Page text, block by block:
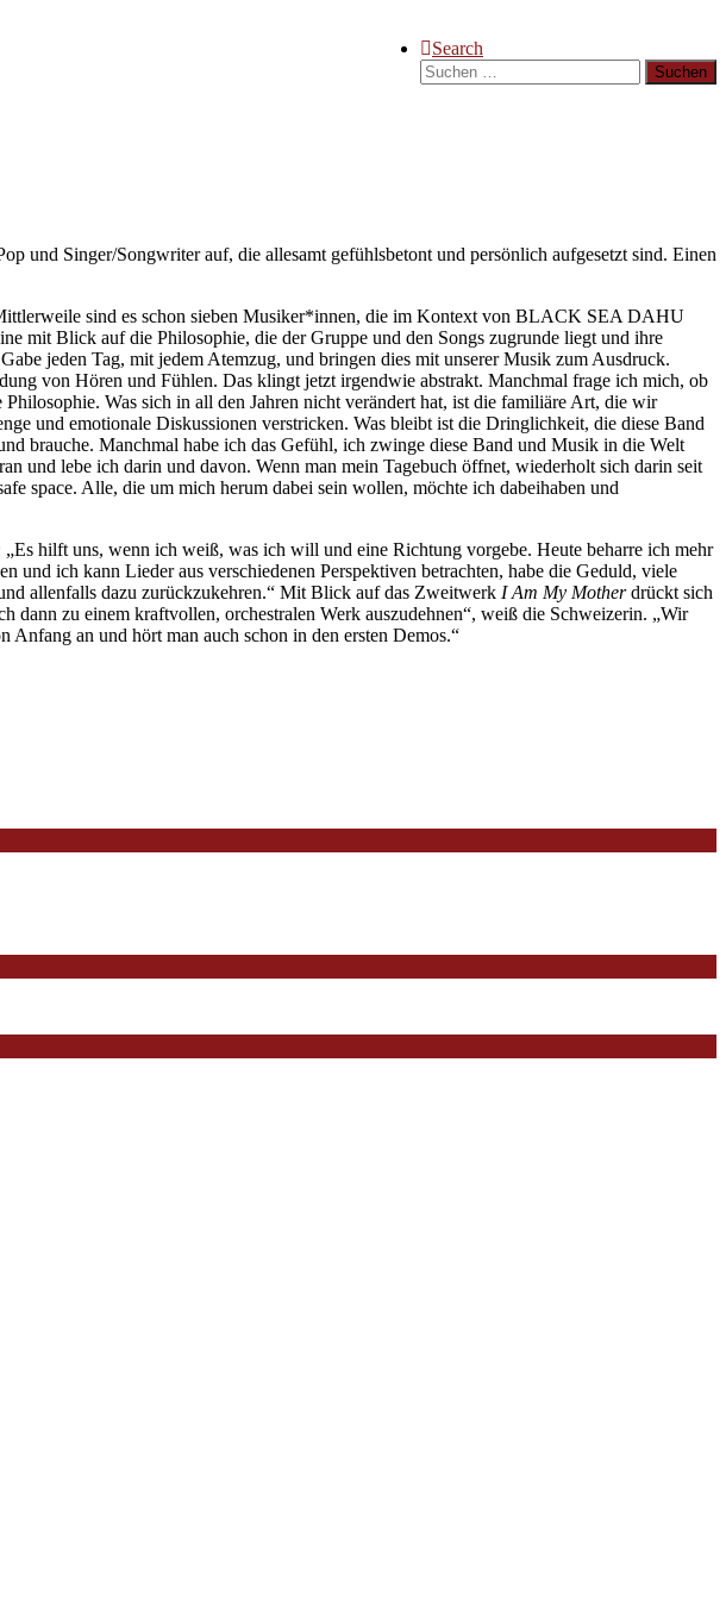
Search
Suchen
nach:
Singer/Songwriter auf, die allesamt gefühlsbetont und persönlich aufgesetzt sind. Einen
sind es schon sieben Musiker*innen, die im Kontext von BLACK SEA DAHU
mit Blick auf die Philosophie, die der Gruppe und den Songs zugrunde liegt und ihre
jeden Tag, mit jedem Atemzug, und bringen dies mit unserer Musik zum Ausdruck.
von Hören und Fühlen. Das klingt jetzt irgendwie abstrakt. Manchmal frage ich mich, ob
Was sich in all den Jahren nicht verändert hat, ist die familiäre Art, die wir
und emotionale Diskussionen verstricken. Was bleibt ist die Dringlichkeit, die diese Band
brauche. Manchmal habe ich das Gefühl, ich zwinge diese Band und Musik in die Welt
und lebe ich darin und davon. Wenn man mein Tagebuch öffnet, wiederholt sich darin seit
space. Alle, die um mich herum dabei sein wollen, möchte ich dabeihaben und
hilft uns, wenn ich weiß, was ich will und eine Richtung vorgebe. Heute beharre ich mehr
und ich kann Lieder aus verschiedenen Perspektiven betrachten, habe die Geduld, viele
allenfalls dazu zurückzukehren.“ Mit Blick auf das Zweitwerk I Am My Motherdrückt sich
zu einem kraftvollen, orchestralen Werk auszudehnen“, weiß die Schweizerin. „Wir
an und hört man auch schon in den ersten Demos.“